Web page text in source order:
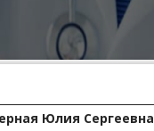
Юлия Сергеевна